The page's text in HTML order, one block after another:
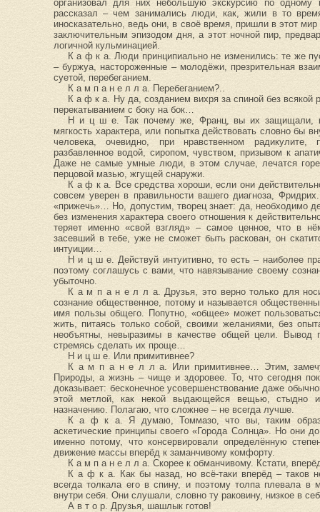
организовал для них небольшую экскурсию по одному
рассказал – чем занимались люди, как, жили в то
иносказательно, ведь они, в своё время, пришли в этот
заключительным эпизодом дня, а этот ночной пир,
логичной кульминацией.
К а ф к а. Люди принципиально не изменились: те же
– буржуа, настороженные – молодёжи, презрительная
суетой, перебеганием.
К а м п а н е л л а. Перебеганием?..
К а ф к а. Ну да, созданием вихря за спиной без
перекатыванием с боку на бок…
Н и ц ш е. Так почему же, Франц, вы их защищали,
мягкость характера, или попытка действовать словно бы
человека, очевидно, при нравственном радикулите,
разбавленное водой, сиропом, чувством, призывом к
Даже не самые умные люди, в этом случае, лечатся
перцовой мазью, жгущей снаружи.
К а ф к а. Все средства хороши, если они
совсем уверен в правильности вашего диагноза,
«прижечь»… Но, допустим, творец знает: да, необходимо
без изменения характера своего отношения к
теряет именно «свой взгляд» – самое ценное, что в
засевший в тебе, уже не сможет быть раскован, он
интуиции…
Н и ц ш е. Действуй интуитивно, то есть – наиболее
поэтому соглашусь с вами, что навязывание своему
убыточно.
К а м п а н е л л а. Друзья, это верно только для
сознание общественное, потому и называется
имя пользы общего. Попутно, «общее» может
жить, питаясь только собой, своими желаниями, без
необъятны, невыразимы в качестве общей цели. Вывод
стремясь сделать их проще…
Н и ц ш е. Или примитивнее?
К а м п а н е л л а. Или примитивнее… Этим,
Природы, а жизнь – чище и здоровее. То, что сегодня
доказывает: бесконечное усовершенствование даже
этой метлой, как некой выдающейся вещью, стыдно и
назначению. Полагаю, что сложнее – не всегда лучше.
К а ф к а. Я думаю, Томмазо, что вы, таким
аскетические принципы своего «Города Солнца». Но они
именно потому, что консервировали определённую
движение массы вперёд к заманчивому комфорту.
К а м п а н е л л а. Скорее к обманчивому. Кстати,
К а ф к а. Как бы назад, но всё-таки вперёд – таков
всегда толкала его в спину, и поэтому толпа плевала
внутри себя. Они слушали, словно ту раковину, низкое в
А в т о р. Друзья, шашлык готов!